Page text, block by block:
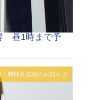
昼1時まで予
・時間外施術のお知らせ